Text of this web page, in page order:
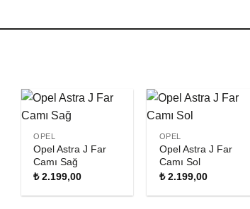
OPEL
Opel Astra J Far
Camı Sağ
₺2.199,00
OPEL
Opel Astra J Far
Camı Sol
₺2.199,00